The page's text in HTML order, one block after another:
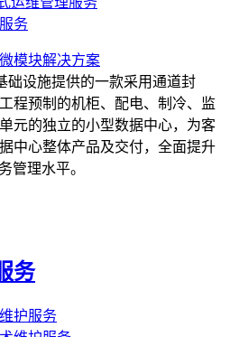
务
微模块解决方案
础设施提供的一款采用通道封
程预制的机柜、配电、制冷、监
元的独立的小型数据中心，为客
中心整体产品及交付，全面提升
管理水平。
务
护服务